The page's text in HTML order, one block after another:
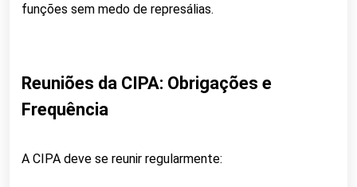
funções sem medo de represálias.
Reuniões da CIPA: Obrigações e
Frequência
A CIPA deve se reunir regularmente: